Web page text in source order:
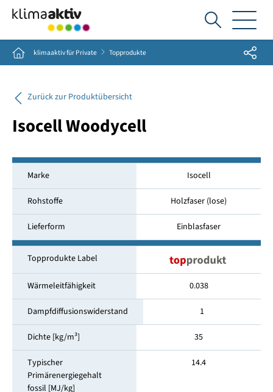
Ich
suche...
Home klimaaktiv für Private Topprodukte Share
Zurück zur Produktübersicht
Isocell Woodycell
Marke Isocell
Rohstoffe Holzfaser (lose)
Lieferform Einblasfaser
Topprodukte Label
Wärmeleitfähigkeit 0.038
Dampfdiffusionswiderstand 1
Dichte [kg/m³] 35
Typischer
Primärenergiegehalt
fossil [MJ/kg]
14.4